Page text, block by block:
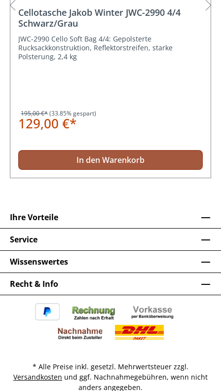
Cellotasche Jakob Winter JWC-2990 4/4
Schwarz/Grau
JWC-2990 Cello Soft Bag 4/4: Gepolsterte
Rucksackkonstruktion, Reflektorstreifen, starke
Polsterung, 2,4 kg
195,00 €*(33.85% gespart)
129,00 €*
In den Warenkorb
Recht & Info
Ihre Vorteile
Service
Wissenswertes
* Alle Preise inkl. gesetzl. Mehrwertsteuer zzgl.
Versandkosten und ggf. Nachnahmegebühren, wenn nicht
anders angegeben.